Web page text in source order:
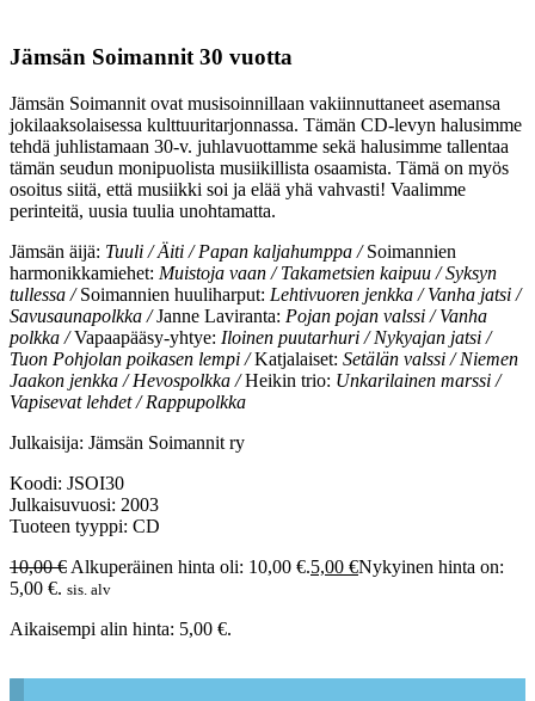
Jämsän Soimannit 30 vuotta
Jämsän Soimannit ovat musisoinnillaan vakiinnuttaneet asemansa
jokilaaksolaisessa kulttuuritarjonnassa. Tämän CD-levyn halusimme
tehdä juhlistamaan 30-v. juhlavuottamme sekä halusimme tallentaa
tämän seudun monipuolista musiikillista osaamista. Tämä on myös
osoitus siitä, että musiikki soi ja elää yhä vahvasti! Vaalimme
perinteitä, uusia tuulia unohtamatta.
Jämsän äijä: Tuuli / Äiti / Papan kaljahumppa /Soimannien
harmonikkamiehet: Muistoja vaan / Takametsien kaipuu / Syksyn
tullessa /Soimannien huuliharput: Lehtivuoren jenkka / Vanha jatsi /
Savusaunapolkka /Janne Laviranta: Pojan pojan valssi / Vanha
polkka /Vapaapääsy-yhtye: Iloinen puutarhuri / Nykyajan jatsi /
Tuon Pohjolan poikasen lempi /Katjalaiset: Setälän valssi / Niemen
Jaakon jenkka / Hevospolkka /Heikin trio: Unkarilainen marssi /
Vapisevat lehdet / Rappupolkka
Julkaisija: Jämsän Soimannit ry
Koodi: JSOI30
Julkaisuvuosi: 2003
Tuoteen tyyppi: CD
10,00€ Alkuperäinen hinta oli: 10,00 €.5,00 €Nykyinen hinta on:
5,00 €. sis. alv
Aikaisempi alin hinta: 5,00 €.